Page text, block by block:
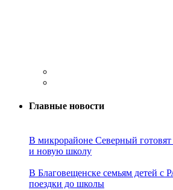
Главные новости
В микрорайоне Северный
и новую школу
В Благовещенске семьям детей с
поездки до школы